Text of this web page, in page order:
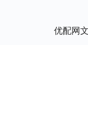
优配网